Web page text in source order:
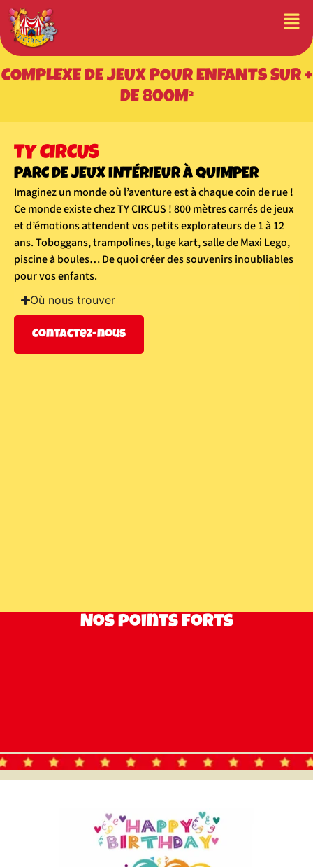
COMPLEXE DE JEUX POUR ENFANTS SUR +
DE 800M²
TY CIRCUS
PARC DE JEUX INTÉRIEUR À QUIMPER
Imaginez un monde où l’aventure est à chaque coin de rue !
Ce monde existe chez TY CIRCUS ! 800 mètres carrés de jeux
et d’émotions attendent vos petits explorateurs de 1 à 12
ans. Toboggans, trampolines, luge kart, salle de Maxi Lego,
piscine à boules… De quoi créer des souvenirs inoubliables
pour vos enfants.
Où nous trouver
Contactez-nous
Nos points forts